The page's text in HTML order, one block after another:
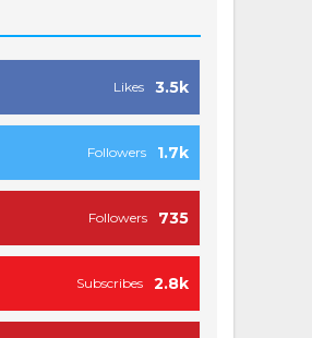
3.5k
Likes
1.7k
Followers
735
Followers
2.8k
Subscribes